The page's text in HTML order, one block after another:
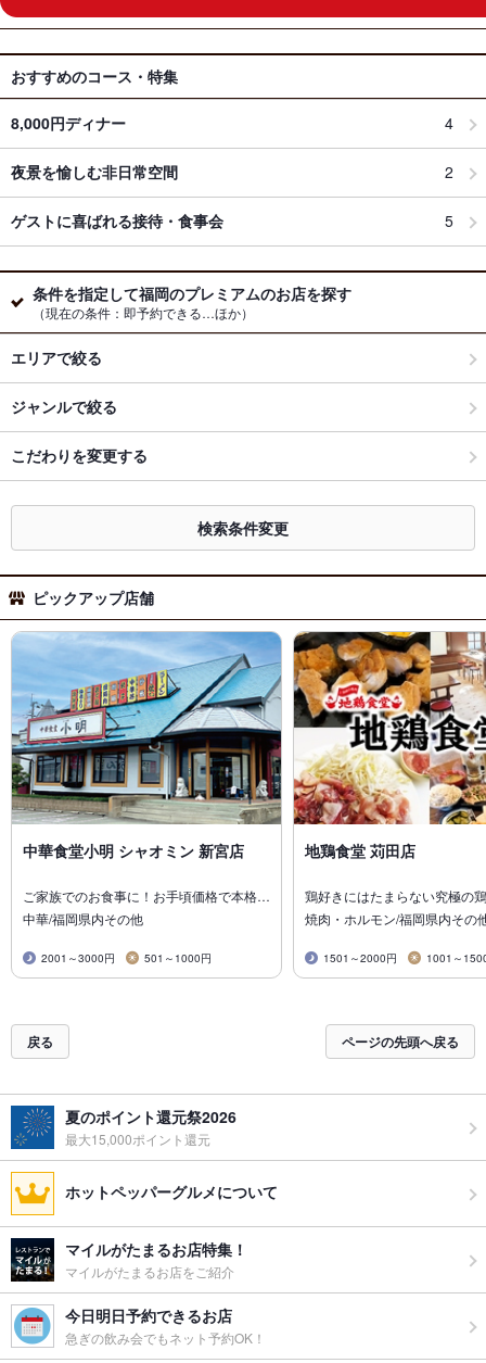
おすすめのコース・特集
8,000円ディナー 4
夜景を愉しむ非日常空間 2
ゲストに喜ばれる接待・食事会 5
条件を指定して福岡のプレミアムのお店を探す
（現在の条件：即予約できる…ほか）
エリアで絞る
ジャンルで絞る
こだわりを変更する
検索条件変更
ピックアップ店舗
中華食堂小明 シャオミン 新宮店
ご家族でのお食事に！お手頃価格で本格…
中華/福岡県内その他
2001～3000円 501～1000円
地鶏食堂 苅田店
鶏好きにはたまらない究極の
焼肉・ホルモン/福岡県内その
1501～2000円 1001～
戻る ページの先頭へ戻る
夏のポイント還元祭2026
最大15,000ポイント還元
ホットペッパーグルメについて
マイルがたまるお店特集！
マイルがたまるお店をご紹介
今日明日予約できるお店
急ぎの飲み会でもネット予約OK！